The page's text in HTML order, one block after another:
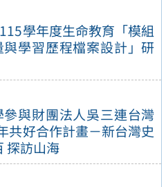
學年度生命教育「模組
學習歷程檔案設計」研
與財團法人吳三連台灣
共好合作計畫－新台灣史
探訪山海